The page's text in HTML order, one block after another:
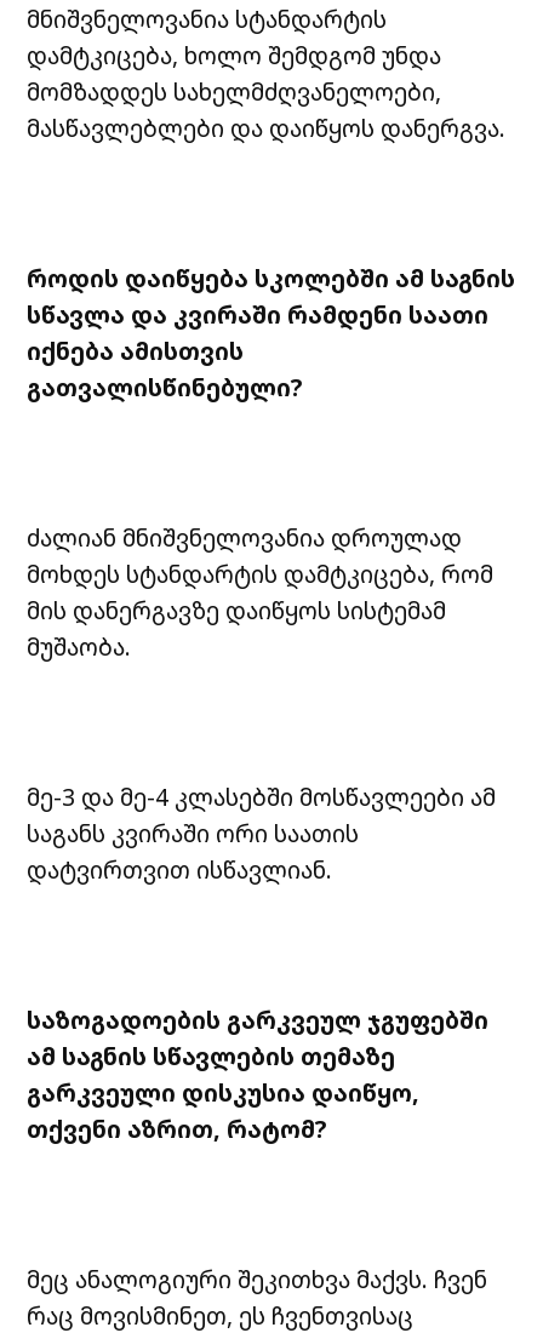
მნიშვნელოვანია სტანდარტის
დამტკიცება, ხოლო შემდგომ უნდა
მომზადდეს სახელმძღვანელოები,
მასწავლებლები და დაიწყოს დანერგვა.
როდის დაიწყება სკოლებში ამ საგნის
სწავლა და კვირაში რამდენი საათი
იქნება ამისთვის
გათვალისწინებული?
ძალიან მნიშვნელოვანია დროულად
მოხდეს სტანდარტის დამტკიცება, რომ
მის დანერგავზე დაიწყოს სისტემამ
მუშაობა.
მე-3 და მე-4 კლასებში მოსწავლეები ამ
საგანს კვირაში ორი საათის
დატვირთვით ისწავლიან.
საზოგადოების გარკვეულ ჯგუფებში
ამ საგნის სწავლების თემაზე
გარკვეული დისკუსია დაიწყო,
თქვენი აზრით, რატომ?
მეც ანალოგიური შეკითხვა მაქვს. ჩვენ
რაც მოვისმინეთ, ეს ჩვენთვისაც